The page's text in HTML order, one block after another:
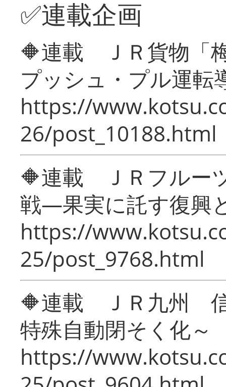
✅連載企画
🔶連載 ＪＲ貨物「
プッシュ・プル運転
https://
26/post_10188.html
🔶連載 ＪＲフルー
戦―果実に託す復興
https://
25/post_9768.html
🔶連載 ＪＲ九州 信
特殊自動閉そく化～
https://